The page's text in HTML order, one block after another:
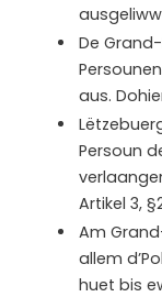
De
aus.
Persoun
Artikel 3,
Am
allem
huet bis